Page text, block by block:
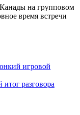
на групповом
время встречи
игровой
разговора